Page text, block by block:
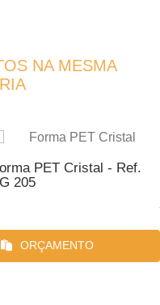
NA MESMA
PET Cristal - Ref.
205
ORÇAMENTO